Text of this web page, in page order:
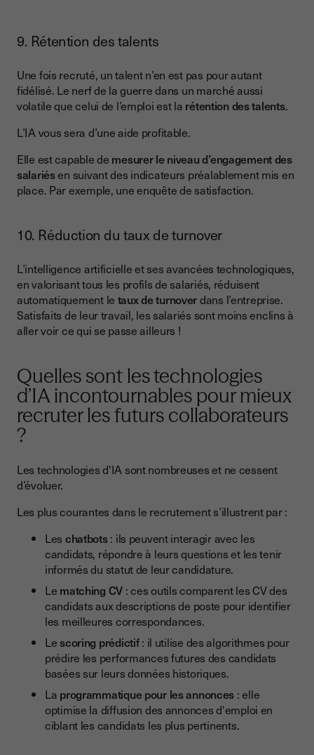
9. Rétention des talents
Une fois recruté, un talent n’en est pas pour autant
fidélisé. Le nerf de la guerre dans un marché aussi
volatile que celui de l’emploi est la rétention des talents.
L’IA vous sera d’une aide profitable.
Elle est capable de mesurer le niveau d’engagement des
salariésen suivant des indicateurs préalablement mis en
place. Par exemple, une enquête de satisfaction.
10. Réduction du taux de turnover
L’intelligence artificielle et ses avancées technologiques,
en valorisant tous les profils de salariés, réduisent
automatiquement le taux de turnoverdans l’entreprise.
Satisfaits de leur travail, les salariés sont moins enclins à
aller voir ce qui se passe ailleurs !
Quelles sont les technologies
d’IA incontournables pour mieux
recruter les futurs collaborateurs
?
Les technologies d'IA sont nombreuses et ne cessent
d’évoluer.
Les plus courantes dans le recrutement s’illustrent par :
Les chatbots: ils peuvent interagir avec les
candidats, répondre à leurs questions et les tenir
informés du statut de leur candidature.
Le matching CV : ces outils comparent les CV des
candidats aux descriptions de poste pour identifier
les meilleures correspondances.
Lescoring prédictif: il utilise des algorithmes pour
prédire les performances futures des candidats
basées sur leurs données historiques.
La programmatique pour les annonces : elle
optimise la diffusion des annonces d'emploi en
ciblant les candidats les plus pertinents.